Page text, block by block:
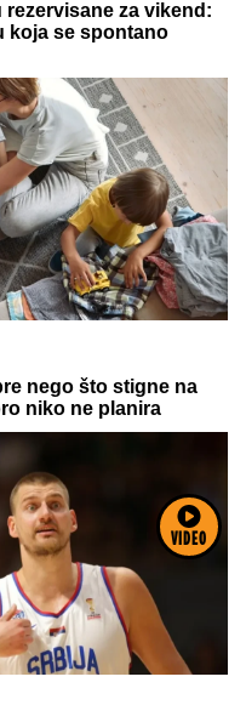
VIDEO
prvenstva
XX rađa se